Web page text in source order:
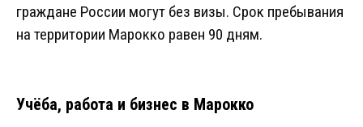
граждане России могут без визы. Срок пребывания
на территории Марокко равен 90 дням.
Учёба, работа и бизнес в Марокко